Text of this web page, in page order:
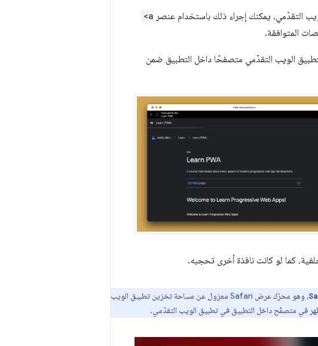
التقدّمي، يمكنك إجراء ذلك باستخدام عنصر <a
المتوافقة.
الويب التقدّمي متصفحًا داخل التطبيق ضمن
كما لو كانت نافذة أخرى تحجبه.
، وهو محرّك عرض Safari معزول عن مساحة تخزين تطبيق الويب